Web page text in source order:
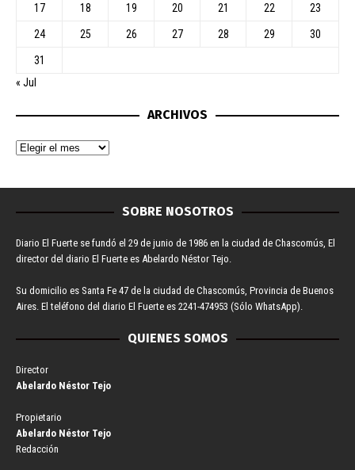
17 18 19 20 21 22 23
24 25 26 27 28 29 30
31
« Jul
ARCHIVOS
SOBRE NOSOTROS
Diario El Fuerte se fundó el 29 de junio de 1986 en la ciudad de Chascomús, El
director del diario El Fuerte es Abelardo Néstor Tejo.
Su domicilio es Santa Fe 47 de la ciudad de Chascomús, Provincia de Buenos
Aires. El teléfono del diario El Fuerte es 2241-474953 (Sólo WhatsApp).
QUIENES SOMOS
Director
Abelardo Néstor Tejo
Propietario
Abelardo Néstor Tejo
Redacción